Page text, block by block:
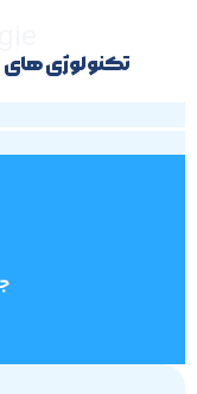
تکنولوژی های